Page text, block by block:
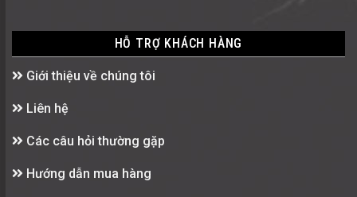
HỖ TRỢ KHÁCH HÀNG
Giới thiệu về chúng tôi
Liên hệ
Các câu hỏi thường gặp
Hướng dẫn mua hàng